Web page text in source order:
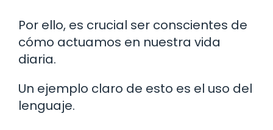
Por ello, es crucial ser conscientes de
cómo actuamos en nuestra vida
diaria.
Un ejemplo claro de esto es el uso del
lenguaje.